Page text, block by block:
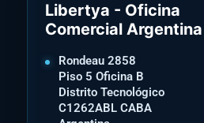
Libertya - Oficina
Comercial Argentina
Rondeau 2858
Piso 5 Oficina B
Distrito Tecnológico
C1262ABL CABA